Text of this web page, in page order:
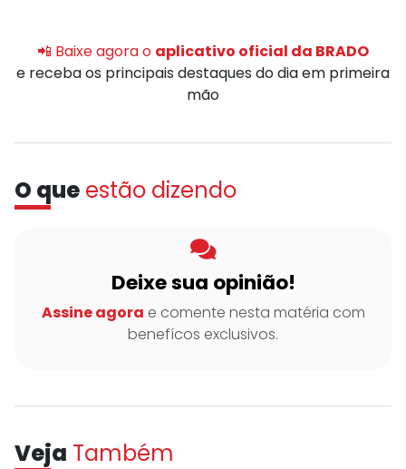
📲 Baixe agora o aplicativo oficial da BRADO
e receba os principais destaques do dia em primeira
mão
O que estão dizendo
Deixe sua opinião!
Assine agora e comente nesta matéria com
benefícos exclusivos.
Veja Também